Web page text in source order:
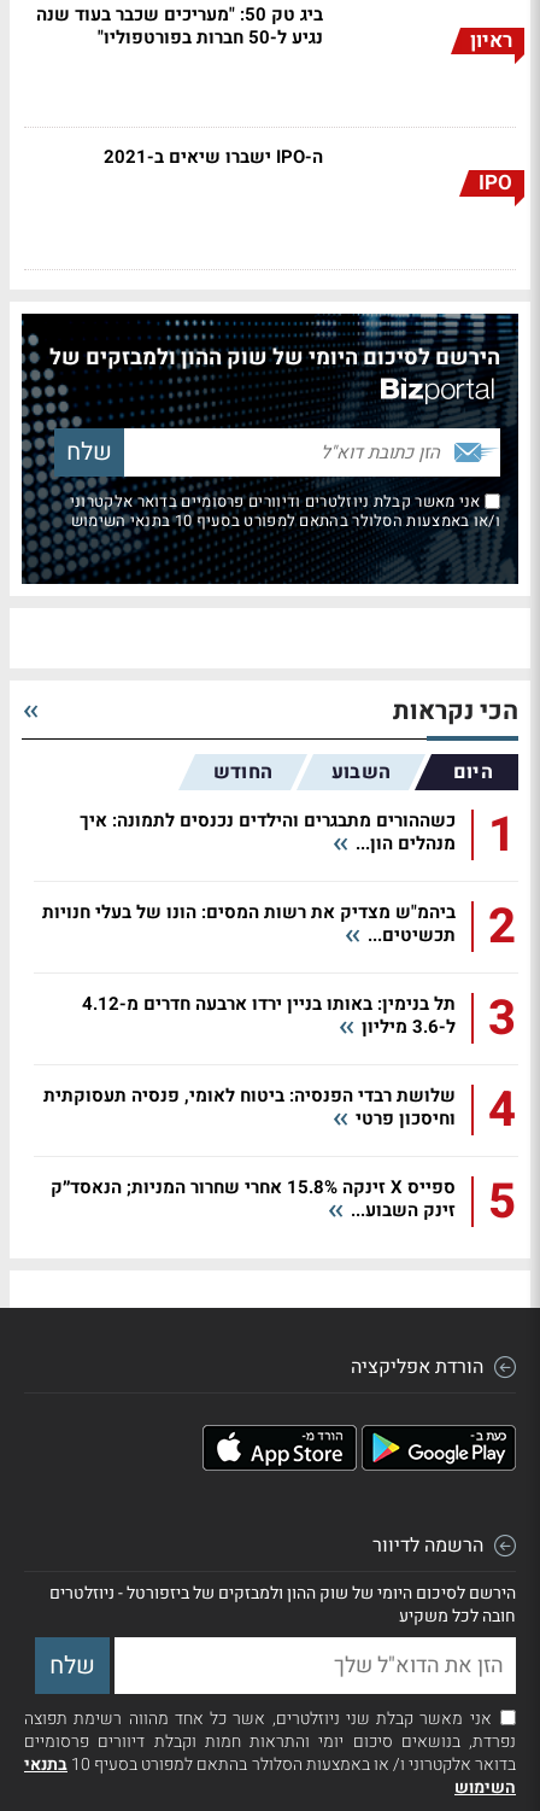
ראיון
ביג טק 50: "מעריכים שכבר בעוד שנה
נגיע ל-50 חברות בפורטפוליו"
IPO
ה-IPO ישברו שיאים ב-2021
הירשם לסיכום היומי של שוק ההון ולמבזקים של
אני מאשר קבלת ניוזלטרים ודיוורים פרסומיים בדואר אלקטרוני
ו/או באמצעות הסלולר בהתאם למפורט בסעיף 10 בתנאי השימוש
הכי נקראות
היום השבוע החודש
1
כשההורים מתבגרים והילדים נכנסים לתמונה: איך
מנהלים הון...
2
ביהמ"ש מצדיק את רשות המסים: הונו של בעלי חנויות
תכשיטים...
3
תל בנימין: באותו בניין ירדו ארבעה חדרים מ-4.12
ל-3.6 מיליון
4
שלושת רבדי הפנסיה: ביטוח לאומי, פנסיה תעסוקתית
וחיסכון פרטי
5
ספייס X זינקה 15.8% אחרי שחרור המניות; הנאסד״ק
זינק השבוע...
הורדת אפליקציה
הרשמה לדיוור
הירשם לסיכום היומי של שוק ההון ולמבזקים של ביזפורטל - ניוזלטרים
חובה לכל משקיע
אני מאשר קבלת שני ניוזלטרים, אשר כל אחד מהווה רשימת תפוצה
נפרדת, בנושאים סיכום יומי והתראות חמות וקבלת דיוורים פרסומיים
בדואר אלקטרוני ו/ או באמצעות הסלולר בהתאם למפורט בסעיף 10
בתנאי
השימוש